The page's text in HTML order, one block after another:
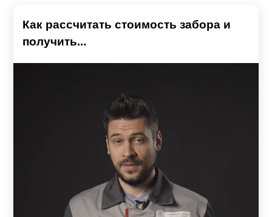
Как рассчитать стоимость забора и
получить...